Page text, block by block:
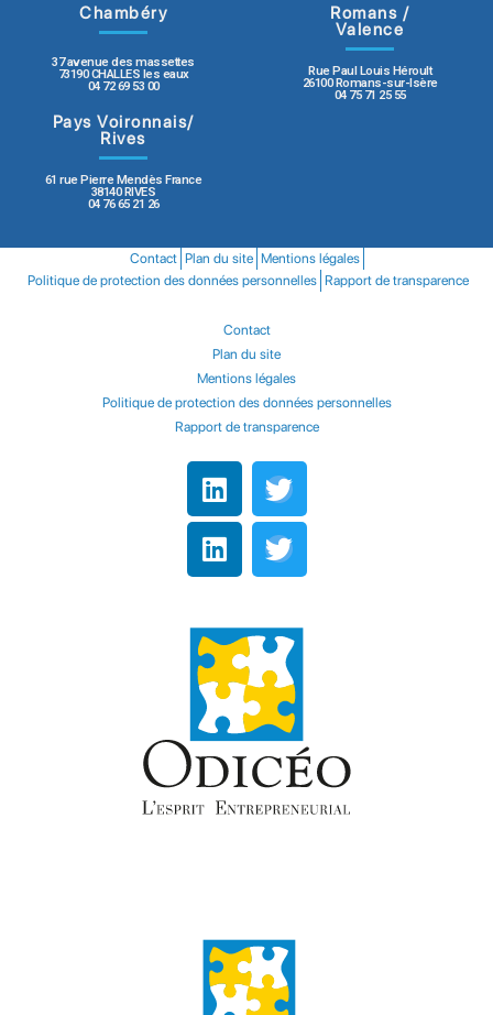
Chambéry
37 avenue des massettes
73190 CHALLES les eaux
04 72 69 53 00
Romans /
Valence
Rue Paul Louis Héroult
26100 Romans-sur-Isère
04 75 71 25 55
Pays Voironnais/
Rives
61 rue Pierre Mendès France
38140 RIVES
04 76 65 21 26
Contact Plan du site Mentions légales
Politique de protection des données personnelles Rapport de transparence
Contact
Plan du site
Mentions légales
Politique de protection des données personnelles
Rapport de transparence